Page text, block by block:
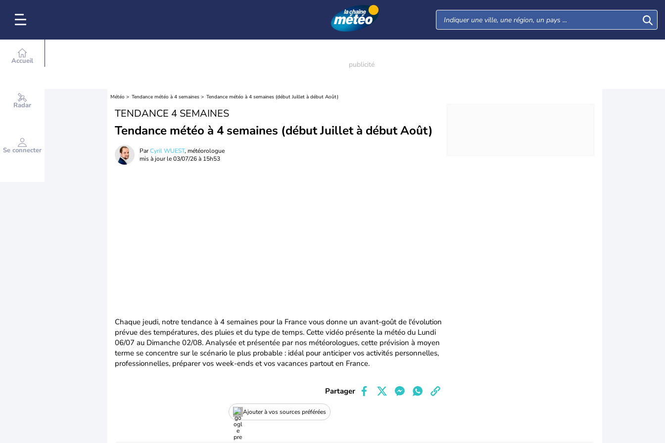
Accueil
Radar
Se connecter
Météo Tendance météo à 4 semaines Tendance météo à 4 semaines (début Juillet à début Août)
TENDANCE 4 SEMAINES
Tendance météo à 4 semaines (début Juillet à début Août)
ParCyril WUEST, météorologue
mis à jour le03/07/26 à 15h53
Chaque jeudi, notre tendance à 4 semaines pour la France vous donne un avant-goût de l'évolution
prévue des températures, des pluies et du type de temps. Cette vidéo présente la météo du Lundi
06/07 au Dimanche 02/08. Analysée et présentée par nos météorologues, cette prévision à moyen
terme se concentre sur le scénario le plus probable : idéal pour anticiper vos activités personnelles,
professionnelles, préparer vos week-ends et vos vacances partout en France.
Ajouter à vos sources préférées
Partager